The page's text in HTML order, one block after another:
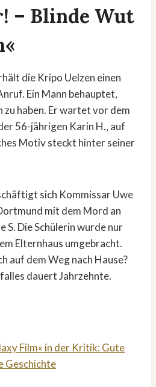
– Blinde Wut
die Kripo Uelzen einen
Ein Mann behauptet,
zu haben. Er wartet vor dem
56-jährigen Karin H., auf
Motiv steckt hinter seiner
sich Kommissar Uwe
mit dem Mord an
S. Die Schülerin wurde nur
Elternhaus umgebracht.
auf dem Weg nach Hause?
dauert Jahrzehnte.
Film« in der Kritik: Gute
Geschichte